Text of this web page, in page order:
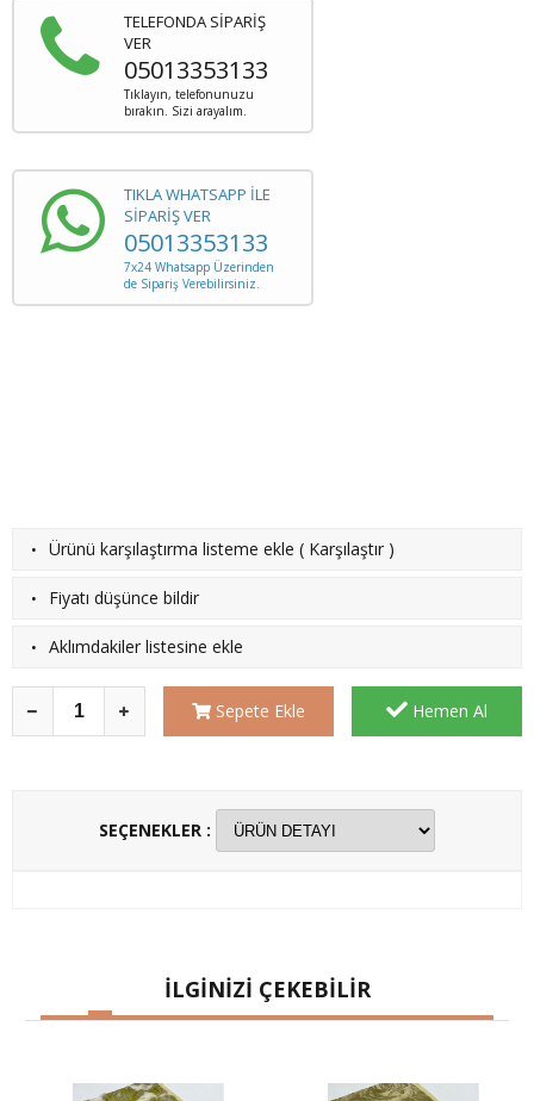
TELEFONDA SİPARİŞ
VER
05013353133
Tıklayın, telefonunuzu
bırakın. Sizi arayalım.
TIKLA WHATSAPP İLE
SİPARİŞ VER
05013353133
7x24 Whatsapp Üzerinden
de Sipariş Verebilirsiniz.
· Ürünü karşılaştırma listeme ekle ( Karşılaştır )
· Fiyatı düşünce bildir
· Aklımdakiler listesine ekle
Sepete Ekle Hemen Al
SEÇENEKLER :
İLGİNİZİ ÇEKEBİLİR